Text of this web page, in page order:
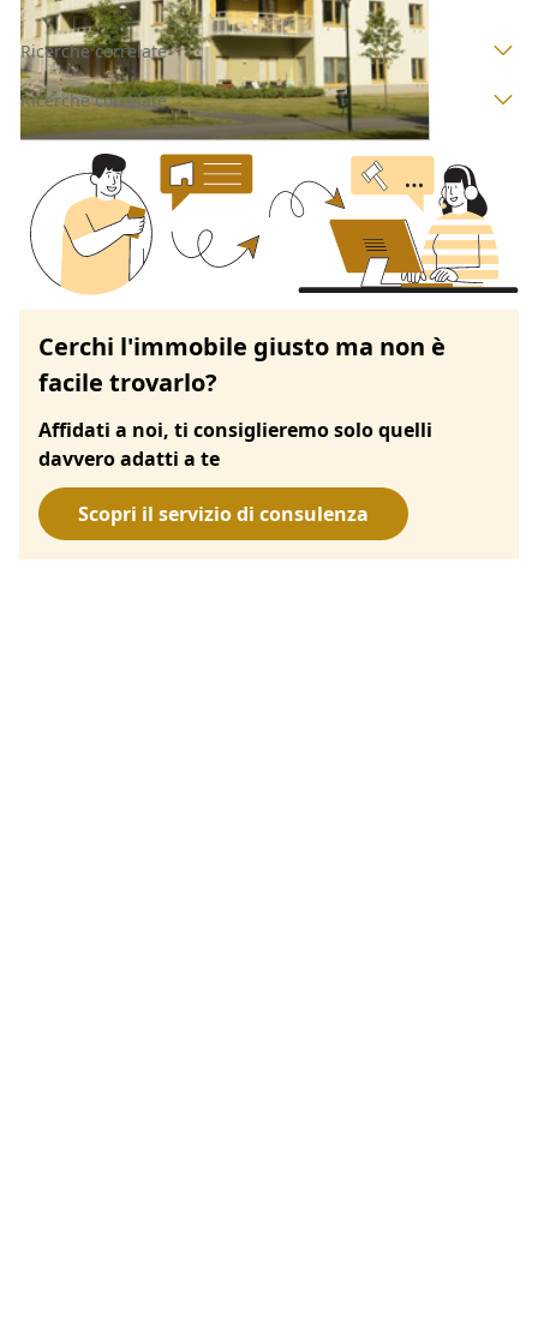
Ricerche correlate
Ricerche correlate
Cerchi l'immobile giusto ma non è
facile trovarlo?
Affidati a noi, ti consiglieremo solo quelli
davvero adatti a te
Scopri il servizio di consulenza